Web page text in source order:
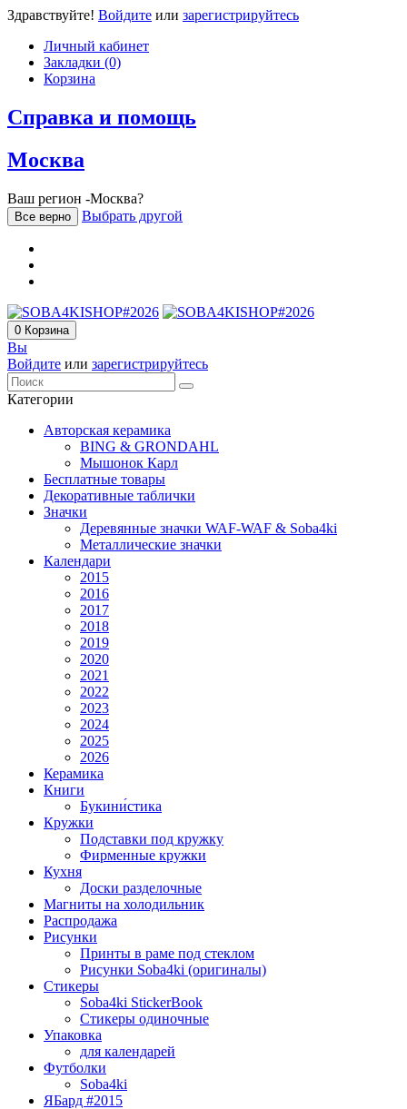
Здравствуйте! Войдите или зарегистрируйтесь
Личный кабинет
Закладки (0)
Корзина
Справка и помощь
Москва
Ваш регион -Москва?
Все верно Выбрать другой
0 Корзина
Вы
Войдите или зарегистрируйтесь
Категории
Авторская керамика
BING & GRONDAHL
Мышонок Карл
Бесплатные товары
Декоративные таблички
Значки
Деревянные значки WAF-WAF & Soba4ki
Металлические значки
Календари
2015
2016
2017
2018
2019
2020
2021
2022
2023
2024
2025
2026
Керамика
Книги
Букини́стика
Кружки
Подставки под кружку
Фирменные кружки
Кухня
Доски разделочные
Магниты на холодильник
Распродажа
Рисунки
Принты в раме под стеклом
Рисунки Soba4ki (оригиналы)
Стикеры
Soba4ki StickerBook
Стикеры одиночные
Упаковка
для календарей
Футболки
Soba4ki
ЯБард #2015